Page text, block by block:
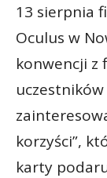
13 sierpnia
Oculus w
konwencji z
uczestników
korzyści”,
karty